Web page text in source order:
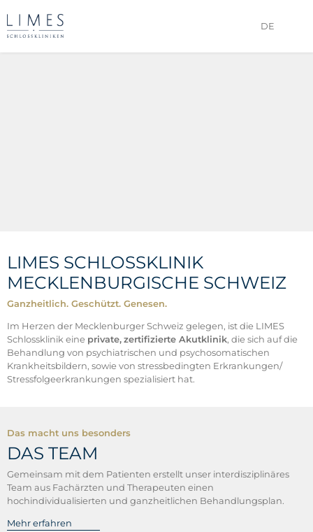
DE
LIMES SCHLOSSKLINIK
MECKLENBURGISCHE SCHWEIZ
Ganzheitlich. Geschützt. Genesen.
Im Herzen der Mecklenburger Schweiz gelegen, ist die LIMES
Schlossklinik eine private, zertifizierte Akutklinik, die sich auf die
Behandlung von psychiatrischen und psychosomatischen
Krankheitsbildern, sowie von stressbedingten Erkrankungen/
Stressfolgeerkrankungen spezialisiert hat.
Das macht uns besonders
DAS TEAM
Gemeinsam mit dem Patienten erstellt unser interdisziplinäres
Team aus Fachärzten und Therapeuten einen
hochindividualisierten und ganzheitlichen Behandlungsplan.
Mehr erfahren